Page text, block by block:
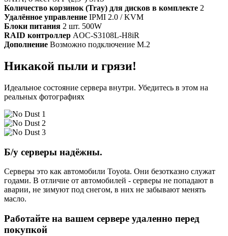
Количество корзинок (Tray) для дисков в комплекте 2
Удалённое управление IPMI 2.0 / KVM
Блоки питания 2 шт. 500W
RAID контроллер AOC-S3108L-H8iR
Дополнение Возможно подключение M.2
Никакой пыли и грязи!
Идеальное состояние сервера внутри. Убедитесь в этом на
реальных фотографиях
Б/у серверы надёжны.
Серверы это как автомобили Toyota. Они безотказно служат
годами. В отличие от автомобилей - серверы не попадают в
аварии, не зимуют под снегом, в них не забывают менять
масло.
Работайте на вашем сервере удаленно перед
покупкой